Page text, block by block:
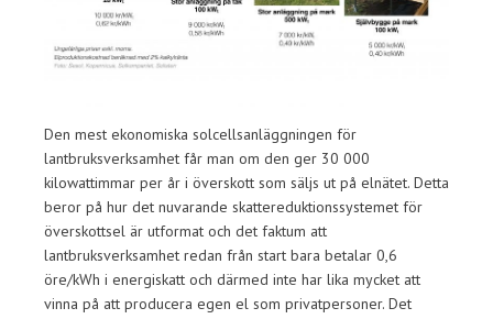
Den mest ekonomiska solcellsanläggningen för
lantbruksverksamhet får man om den ger 30 000
kilowattimmar per år i överskott som säljs ut på elnätet. Detta
beror på hur det nuvarande skattereduktionssystemet för
överskottsel är utformat och det faktum att
lantbruksverksamhet redan från start bara betalar 0,6
öre/kWh i energiskatt och därmed inte har lika mycket att
vinna på att producera egen el som privatpersoner. Det